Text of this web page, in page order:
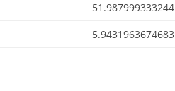
51.987999333244
5.9431963674683